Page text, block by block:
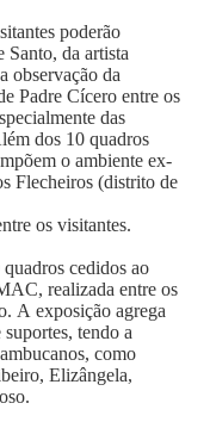
poderão
Santo, da artista
observação da
Padre Cícero entre os
das
dos 10 quadros
o ambiente ex-
Flecheiros (distrito de
os visitantes.
cedidos ao
realizada entre os
A exposição agrega
tendo a
como
Elizângela,